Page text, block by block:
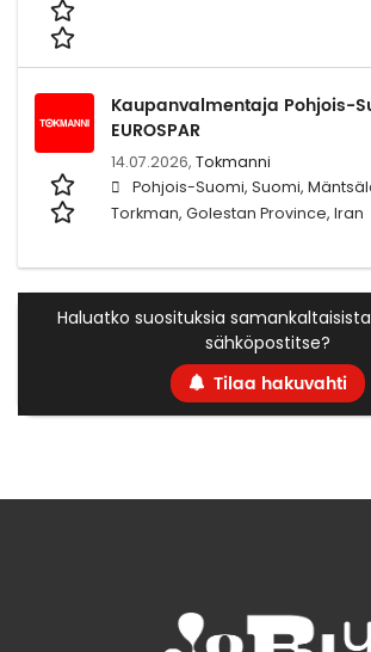
Kaupanvalmentaja Pohjois-
EUROSPAR
14.07.2026, Tokmanni
Pohjois-Suomi, Suomi,
Torkman, Golestan Province, Iran
Haluatko suosituksia
sähköpostitse?
Tilaa hakuvahti